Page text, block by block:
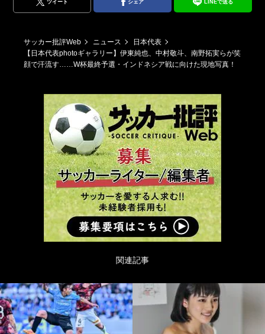
ツイート シェア LINEで送る
サッカー批評Web ニュース
日本代表
【日本代表photoギャラリー】伊東純也、中村敬斗、南野拓実らが笑
顔で汗流す……W杯最終予選・インドネシア戦に向けた現地写真！
関連記事